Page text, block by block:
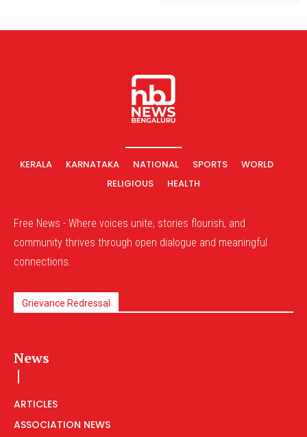
KERALA KARNATAKA NATIONAL SPORTS
WORLD
RELIGIOUS
HEALTH
Free News - Where voices unite, stories flourish, and
community thrives through open dialogue and meaningful
connections.
Grievance Redressal
News
ARTICLES
ASSOCIATION NEWS